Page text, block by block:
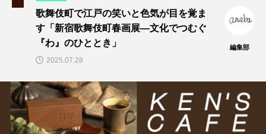
歌舞伎町で江戸の笑いと色気が目を覚ま
す「新宿歌舞伎町春画展―文化でつむぐ
『わ』のひととき」
編集部
2025.07.28